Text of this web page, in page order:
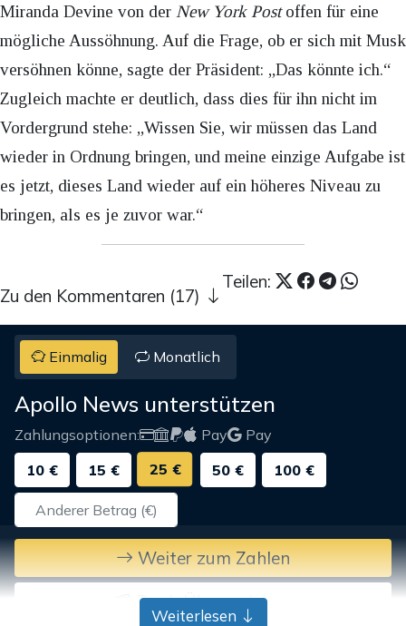
Miranda Devine von der New York Postoffen für eine
mögliche Aussöhnung. Auf die Frage, ob er sich mit Musk
versöhnen könne, sagte der Präsident: „Das könnte ich.“
Zugleich machte er deutlich, dass dies für ihn nicht im
Vordergrund stehe: „Wissen Sie, wir müssen das Land
wieder in Ordnung bringen, und meine einzige Aufgabe ist
es jetzt, dieses Land wieder auf ein höheres Niveau zu
bringen, als es je zuvor war.“
Teilen:
Zu den Kommentaren (17)
Einmalig Monatlich
Apollo News unterstützen
Zahlungsoptionen: Pay
Pay
10 €
15 € 25 € 50 € 100 €
Weiter zum Zahlen
Bank-Überweisung
Weiterlesen